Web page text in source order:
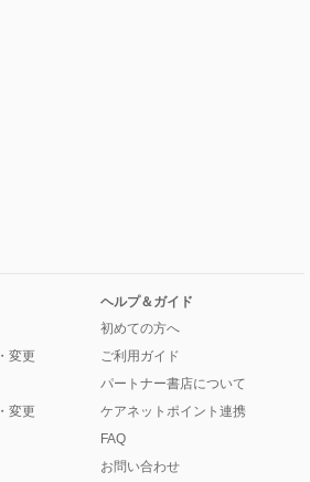
変更
変更
ヘルプ＆ガイド
初めての方へ
ご利用ガイド
パートナー書店について
ケアネットポイント連携
FAQ
お問い合わせ